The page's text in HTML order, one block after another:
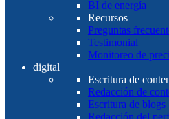
BI de energía
Recursos
Preguntas
Testimonial
Monitoreo de
digital
Escritura de
Redacción de
Escritura de blogs
Redacción del